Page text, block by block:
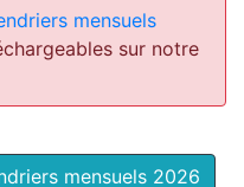
mensuels
sur notre
mensuels 2026